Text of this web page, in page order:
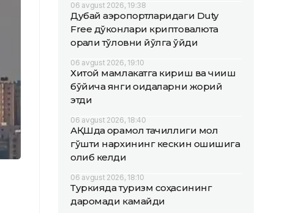
06 avgust 2026, 19:38
Дубай аэропортларидаги Duty
Free дўконлари криптовалюта
орқали тўловни йўлга қўйди
06 avgust 2026, 19:10
Хитой мамлакатга кириш ва чиқиш
бўйича янги қоидаларни жорий
этди
06 avgust 2026, 18:40
АҚШда қорамол тақчиллиги мол
гўшти нархининг кескин ошишига
олиб келди
06 avgust 2026, 18:10
Туркияда туризм соҳасининг
даромади камайди